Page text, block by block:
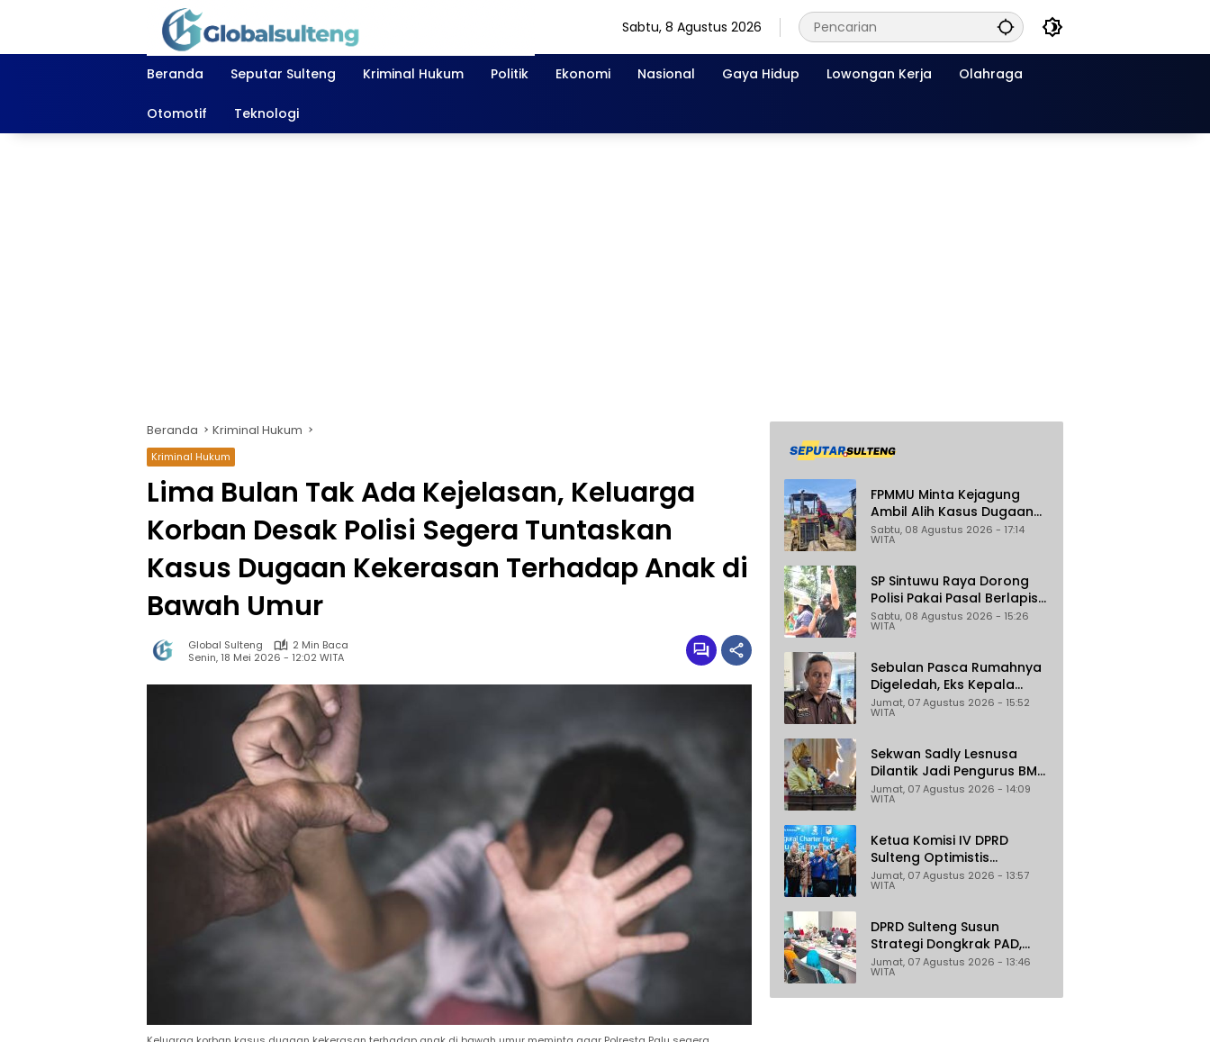
Sabtu, 8 Agustus 2026
Beranda Seputar Sulteng Kriminal Hukum Politik Ekonomi Nasional Gaya Hidup Lowongan Kerja Olahraga
Otomotif Teknologi
Beranda Kriminal Hukum
Kriminal Hukum
Lima Bulan Tak Ada Kejelasan, Keluarga
Korban Desak Polisi Segera Tuntaskan
Kasus Dugaan Kekerasan Terhadap Anak di
Bawah Umur
Global Sulteng
2 Min Baca
Senin, 18 Mei 2026 - 12:02 WITA
FPMMU Minta Kejagung
Ambil Alih Kasus Dugaan
Korupsi PT RAS di Morowali
Utara
Sabtu, 08 Agustus 2026 - 17:14
WITA
SP Sintuwu Raya Dorong
Polisi Pakai Pasal Berlapis
Jerat Oknum ASN Poso
Terlibat Dugaan
Beradik
Sabtu, 08 Agustus 2026 - 15:26
WITA
Sebulan Pasca Rumahnya
Digeledah, Eks Kepala
Bapenda Donggala Jadi
Tersangka Dugaan
Pertambangan
Jumat, 07 Agustus 2026 - 15:52
WITA
Sekwan Sadly Lesnusa
Dilantik Jadi Pengurus BMA
Sulteng Periode 2026–2031
Jumat, 07 Agustus 2026 - 14:09
WITA
Ketua Komisi IV DPRD
Sulteng Optimistis
Penerbangan Palu–
Guangzhou Dongkrak
Jumat, 07 Agustus 2026 - 13:57
WITA
DPRD Sulteng Susun
Strategi Dongkrak PAD,
Target Daerah Jadi
Pengelola Sekaligus
Penghasil
Jumat, 07 Agustus 2026 - 13:46
WITA